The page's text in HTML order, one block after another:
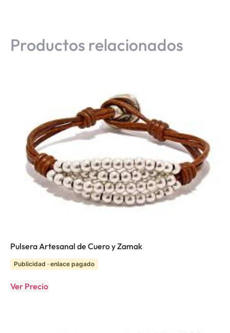
Productos relacionados
Pulsera Artesanal de Cuero y Zamak
Publicidad · enlace pagado
Ver Precio